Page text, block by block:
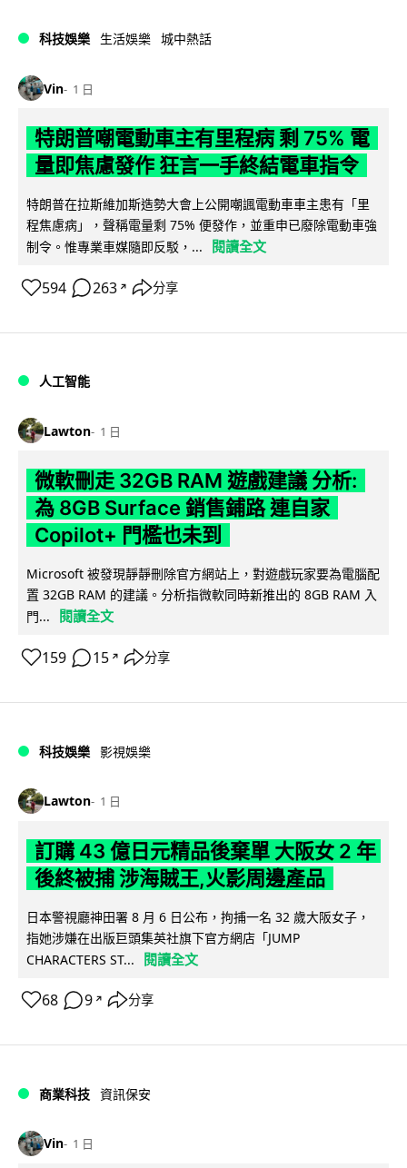
科技娛樂 生活娛樂 城中熱話
Vin 1 日
特朗普嘲電動車主有里程病 剩 75% 電
量即焦慮發作 狂言一手終結電車指令
特朗普在拉斯維加斯造勢大會上公開嘲諷電動車車主患有「里
程焦慮病」，聲稱電量剩 75% 便發作，並重申已廢除電動車強
制令。惟專業車媒隨即反駁，...
閱讀全文
594 263 ↗ 分享
人工智能
Lawton 1 日
微軟刪走 32GB RAM 遊戲建議 分析:
為 8GB Surface 銷售鋪路 連自家
Copilot+ 門檻也未到
Microsoft 被發現靜靜刪除官方網站上，對遊戲玩家要為電腦配
置 32GB RAM 的建議。分析指微軟同時新推出的 8GB RAM 入
門...
閱讀全文
159 15 ↗ 分享
科技娛樂 影視娛樂
Lawton 1 日
訂購 43 億日元精品後棄單 大阪女 2 年
後終被捕 涉海賊王,火影周邊產品
日本警視廳神田署 8 月 6 日公布，拘捕一名 32 歲大阪女子，
指她涉嫌在出版巨頭集英社旗下官方網店「JUMP
CHARACTERS ST...
閱讀全文
68 9 ↗ 分享
商業科技 資訊保安
Vin 1 日